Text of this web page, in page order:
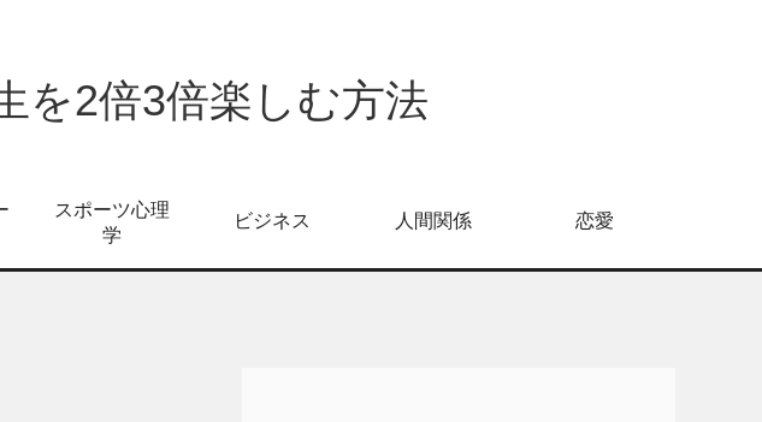
を2倍3倍楽しむ方法
スポーツ心理
学
ビジネス 人間関係 恋愛